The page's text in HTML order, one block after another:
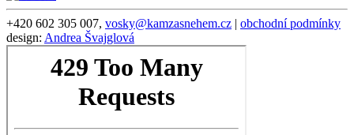
+420 602 305 007, vosky@kamzasnehem.cz | obchodní podmínky
design: Andrea Švajglová